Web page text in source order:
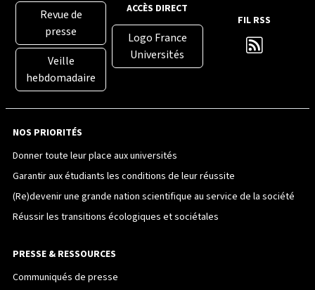
Revue de
presse
Veille
hebdomadaire
ACCÈS DIRECT
Logo France
Universités
FIL RSS
NOS PRIORITÉS
Donner toute leur place aux universités
Garantir aux étudiants les conditions de leur réussite
(Re)devenir une grande nation scientifique au service de la société
Réussir les transitions écologiques et sociétales
PRESSE & RESSOURCES
Communiqués de presse